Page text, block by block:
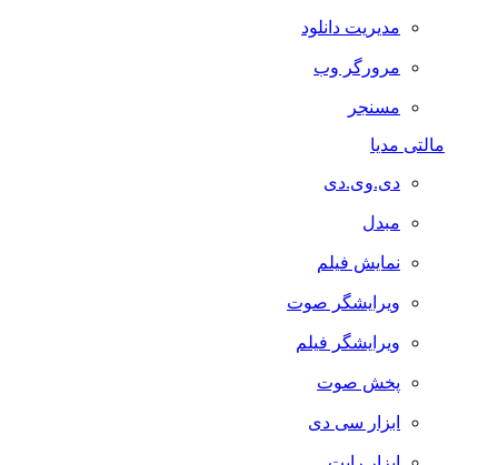
مدیریت دانلود
مرورگر وب
مسنجر
مالتی مدیا
دی.وی.دی
مبدل
نمایش فیلم
ویرایشگر صوت
ویرایشگر فیلم
پخش صوت
ابزار سی دی